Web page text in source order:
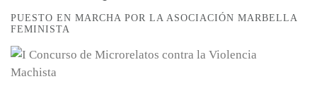
PUESTO EN MARCHA POR LA ASOCIACIÓN MARBELLA
FEMINISTA